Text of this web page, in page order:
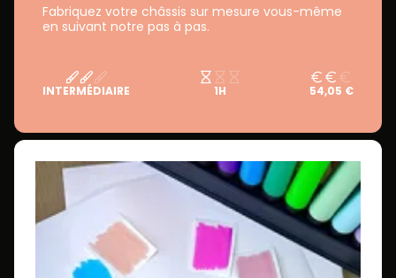
Fabriquez votre châssis sur mesure vous-même
en suivant notre pas à pas.
INTERMÉDIAIRE 1H 54,05 €